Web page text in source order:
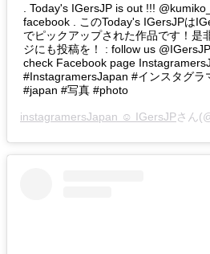
. Today's IGersJP is out !!!
facebook . このToday's IGersJPは
でピックアップされた作品です！是
ジにも投稿を！ : follow us
check Facebook page
#InstagramersJapan #インスタグラ
#japan #写真 #photo
instagramersJapan ☺︎ IGersJPさん